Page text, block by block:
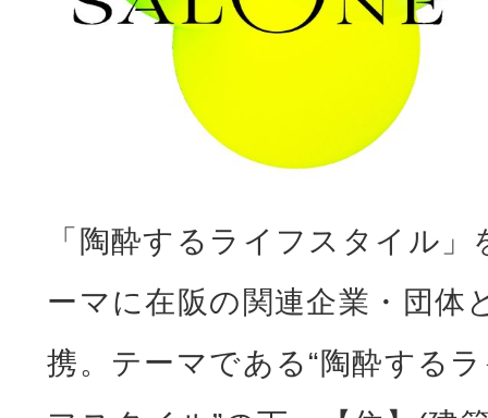
「陶酔するライフスタイル」
ーマに在阪の関連企業・団体
携。テーマである“陶酔する